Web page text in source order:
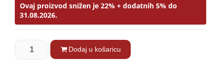
Ovaj proizvod snižen je 22% + dodatnih 5% do
31.08.2026.
Dodaj u košaricu